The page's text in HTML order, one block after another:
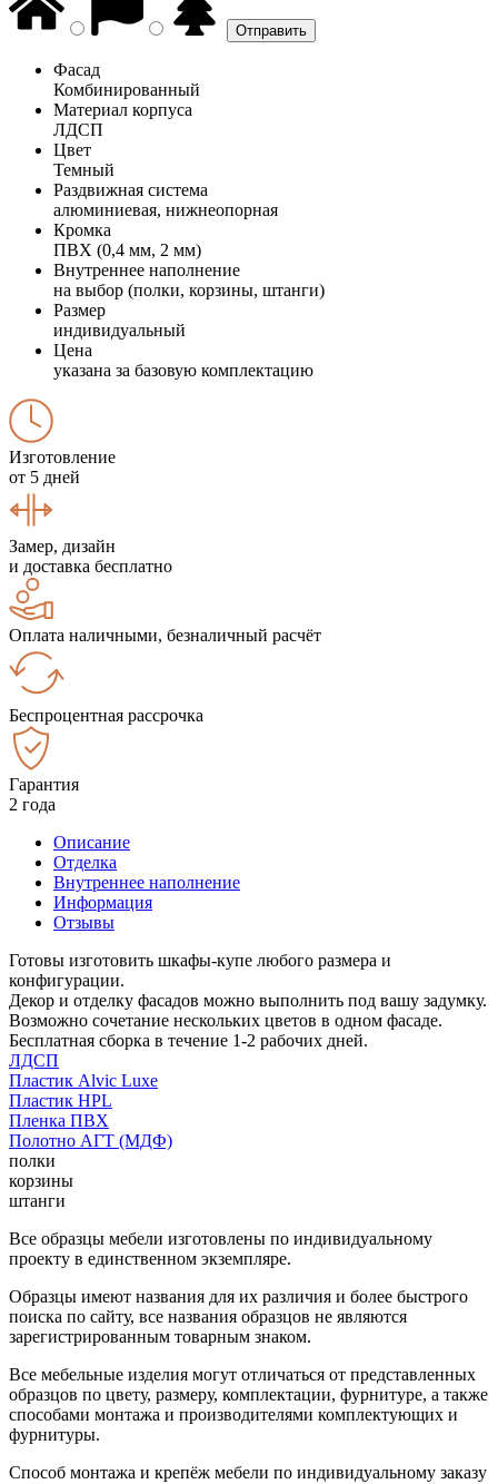
Фасад
Комбинированный
Материал корпуса
ЛДСП
Цвет
Темный
Раздвижная система
алюминиевая, нижнеопорная
Кромка
ПВХ (0,4 мм, 2 мм)
Внутреннее наполнение
на выбор (полки, корзины, штанги)
Размер
индивидуальный
Цена
указана за базовую комплектацию
Изготовление
от 5 дней
Замер, дизайн
и доставка бесплатно
Оплата наличными, безналичный расчёт
Беспроцентная рассрочка
Гарантия
2 года
Описание
Отделка
Внутреннее наполнение
Информация
Отзывы
Готовы изготовить шкафы-купе любого размера и
конфигурации.
Декор и отделку фасадов можно выполнить под вашу задумку.
Возможно сочетание нескольких цветов в одном фасаде.
Бесплатная сборка в течение 1-2 рабочих дней.
ЛДСП
Пластик Alvic Luxe
Пластик HPL
Пленка ПВХ
Полотно АГТ (МДФ)
полки
корзины
штанги
Все образцы мебели изготовлены по индивидуальному
проекту в единственном экземпляре.
Образцы имеют названия для их различия и более быстрого
поиска по сайту, все названия образцов не являются
зарегистрированным товарным знаком.
Все мебельные изделия могут отличаться от представленных
образцов по цвету, размеру, комплектации, фурнитуре, а также
способами монтажа и производителями комплектующих и
фурнитуры.
Способ монтажа и крепёж мебели по индивидуальному заказу